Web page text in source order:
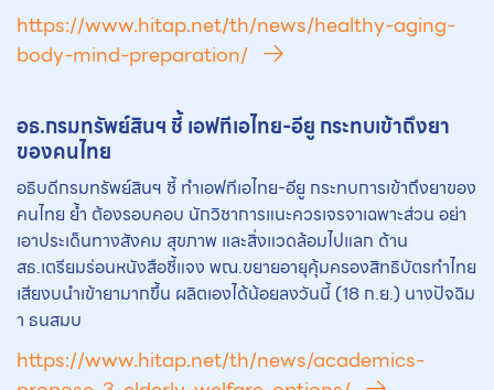
https://www.hitap.net/th/news/healthy-aging-
body-mind-preparation/
อธ.กรมทรัพย์สินฯ ชี้ เอฟทีเอไทย-อียู กระทบเข้าถึงยา
ของคนไทย
อธิบดีกรมทรัพย์สินฯ ชี้ ทำเอฟทีเอไทย-อียู กระทบการเข้าถึงยาของ
คนไทย ย้ำ ต้องรอบคอบ นักวิชาการแนะควรเจรจาเฉพาะส่วน อย่า
เอาประเด็นทางสังคม สุขภาพ และสิ่งแวดล้อมไปแลก ด้าน
สธ.เตรียมร่อนหนังสือชี้แจง พณ.ขยายอายุคุ้มครองสิทธิบัตรทำไทย
เสียงบนำเข้ายามากขึ้น ผลิตเองได้น้อยลงวันนี้ (18 ก.ย.) นางปัจฉิม
า ธนสมบ
https://www.hitap.net/th/news/academics-